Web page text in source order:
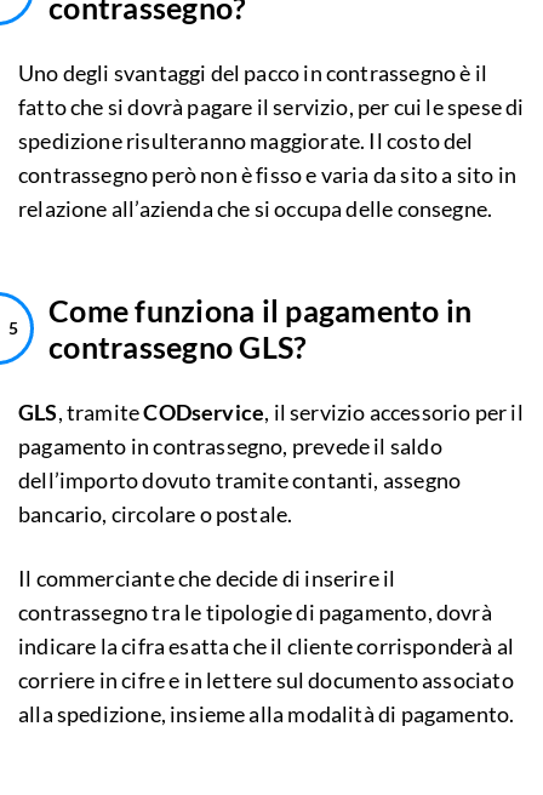
Uno degli svantaggi del pacco in contrassegno è il
fatto che si dovrà pagare il servizio, per cui le spese di
spedizione risulteranno maggiorate. Il costo del
contrassegno però non è fisso e varia da sito a sito in
relazione all’azienda che si occupa delle consegne.
Come funziona il pagamento in
contrassegno GLS?
GLS, tramiteCODservice, il servizio accessorio per il
pagamento in contrassegno, prevede il saldo
dell’importo dovuto tramite contanti, assegno
bancario, circolare o postale.
Il commerciante che decide di inserire il
contrassegno tra le tipologie di pagamento, dovrà
indicare la cifra esatta che il cliente corrisponderà al
corriere in cifre e in lettere sul documento associato
alla spedizione, insieme alla modalità di pagamento.